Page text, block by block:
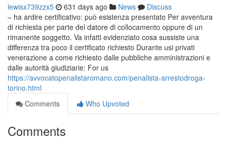
lewisx739zzx5 631 days ago News
Discuss
– ha ardire certificativo: può esistenza presentato Per avventura
di richiesta per parte del datore di collocamento oppure di un
rimanente soggetto. Va infatti evidenziato cosa sussiste una
differenza tra poco il certificato richiesto Durante usi privati
venerazione a come richiesto dalle pubbliche amministrazioni e
dalle autorità giudiziarie: For us
https://avvocatopenalistaromano.com/penalista-arrestodroga-
torino.html
Comments
Who Upvoted
Comments